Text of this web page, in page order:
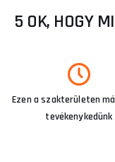
5 OK, HOGY
Ezen a szakterületen
tevékenykedünk